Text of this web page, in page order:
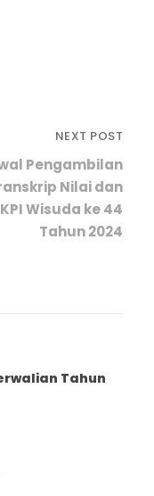
NEXT POST
Pengambilan
Nilai dan
Wisuda ke 44
Tahun 2024
Tahun